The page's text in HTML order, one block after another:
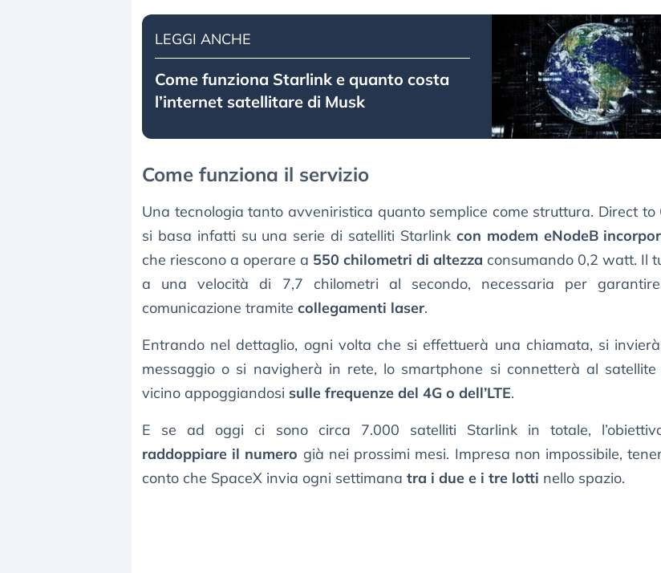
LEGGI ANCHE
Come funziona Starlink e quanto costa
l’internet satellitare di Musk
Come funziona il servizio
Una tecnologia tanto avveniristica quanto semplice come struttura. Direct to
si basa infatti su una serie di satelliti Starlink con modem eNodeB
che riescono a operare a 550 chilometri di altezza consumando 0,2 watt. Il
a una velocità di 7,7 chilometri al secondo, necessaria per
comunicazione tramite collegamenti laser.
Entrando nel dettaglio, ogni volta che si effettuerà una chiamata, si
messaggio o si navigherà in rete, lo smartphone si connetterà al satellite
vicino appoggiandosi sulle frequenze del 4G o dell’LTE.
E se ad oggi ci sono circa 7.000 satelliti Starlink in totale,
raddoppiare il numero già nei prossimi mesi. Impresa non impossibile,
conto che SpaceX invia ogni settimana tra i due e i tre lotti nello spazio.